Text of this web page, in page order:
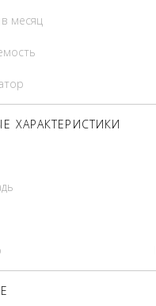
месяц
ХАРАКТЕРИСТИКИ